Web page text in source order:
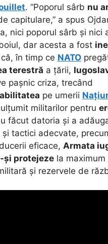
. “Poporul sârb nu
capitulare,” a spus
nici poporul sârb și nici
dar acesta a fost
în timp ce NATO
terestră a țării,
pașnic criza, trecând
pe umerii
militarilor pentru
făcut datoria și a
și tactici adecvate,
eficace, Armata
și protejeze la maximum
și rezervele de